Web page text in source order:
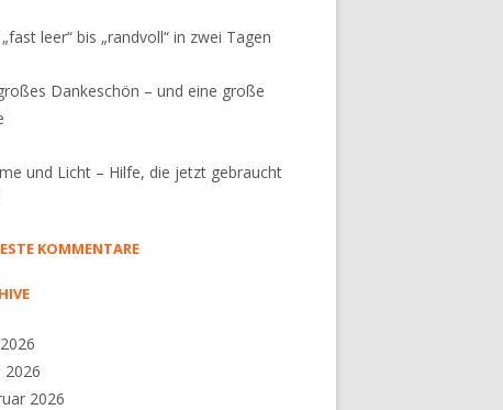
leer“ bis „randvoll“ in zwei Tagen
Dankeschön – und eine große
und Licht – Hilfe, die jetzt gebraucht
KOMMENTARE
2026
2026